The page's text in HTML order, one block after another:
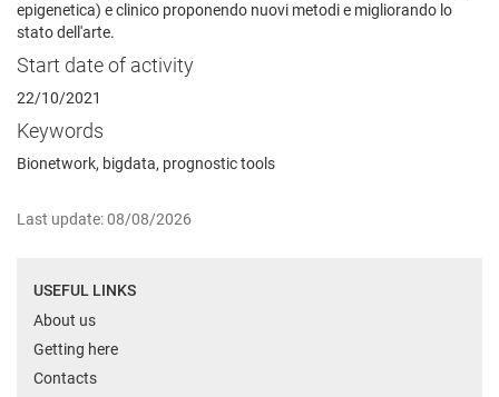
epigenetica) e clinico proponendo nuovi metodi e migliorando lo
stato dell'arte.
Start date of activity
22/10/2021
Keywords
Bionetwork, bigdata, prognostic tools
Last update: 08/08/2026
USEFUL LINKS
About us
Getting here
Contacts